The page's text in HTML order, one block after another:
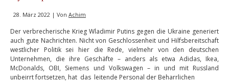
28. März 2022 | Von Achim
Der verbrecherische Krieg Wladimir Putins gegen die Ukraine generiert
auch gute Nachrichten. Nicht von Geschlossenheit und Hilfsbereitschaft
westlicher Politik sei hier die Rede, vielmehr von den deutschen
Unternehmen, die ihre Geschäfte – anders als etwa Adidas, Ikea,
McDonalds, OBI, Siemens und Volkswagen – in und mit Russland
unbeirrt fortsetzen, hat das leitende Personal der Beharrlichen